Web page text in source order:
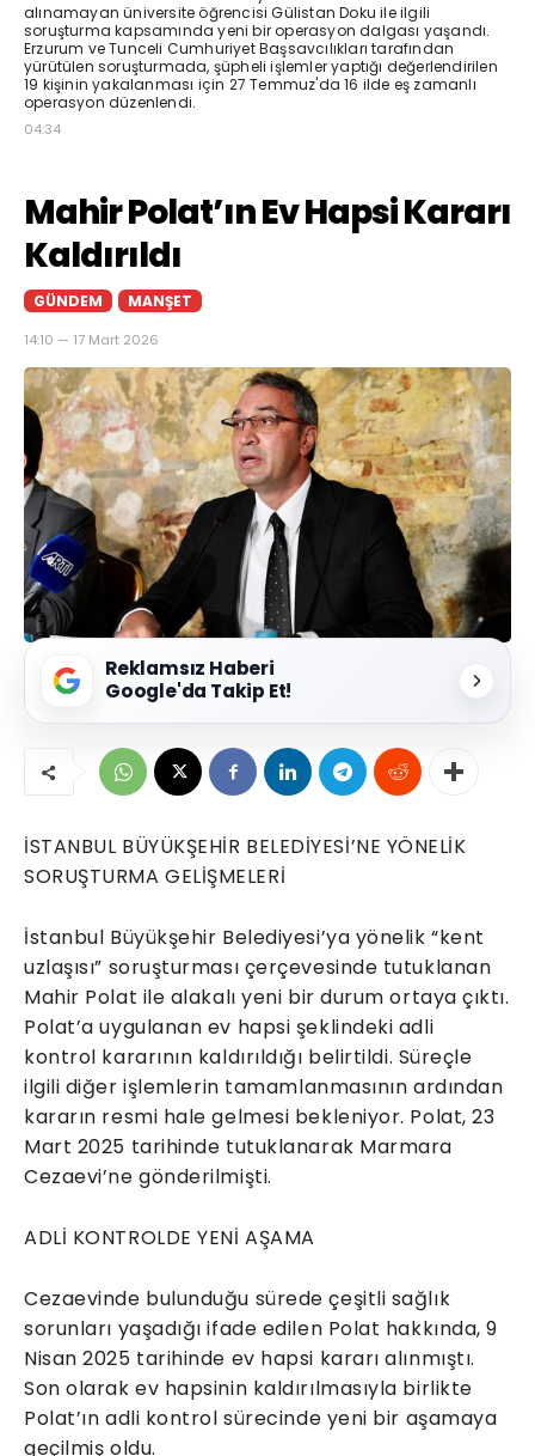
alınamayan üniversite öğrencisi Gülistan Doku ile ilgili
soruşturma kapsamında yeni bir operasyon dalgası yaşandı.
Erzurum ve Tunceli Cumhuriyet Başsavcılıkları tarafından
yürütülen soruşturmada, şüpheli işlemler yaptığı değerlendirilen
19 kişinin yakalanması için 27 Temmuz'da 16 ilde eş zamanlı
operasyon düzenlendi.
04:34